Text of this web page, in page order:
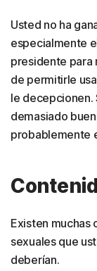
Usted no ha
especialmente
presidente para
de permitirle
le decepcionen.
demasiado
probablemente
Existen
sexuales que
deberían.